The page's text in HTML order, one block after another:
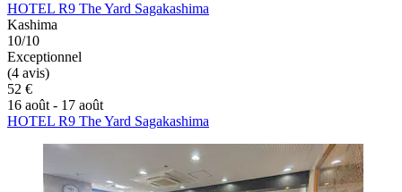
HOTEL R9 The Yard Sagakashima
Kashima
10/10
Exceptionnel
(4 avis)
52 €
16 août - 17 août
HOTEL R9 The Yard Sagakashima